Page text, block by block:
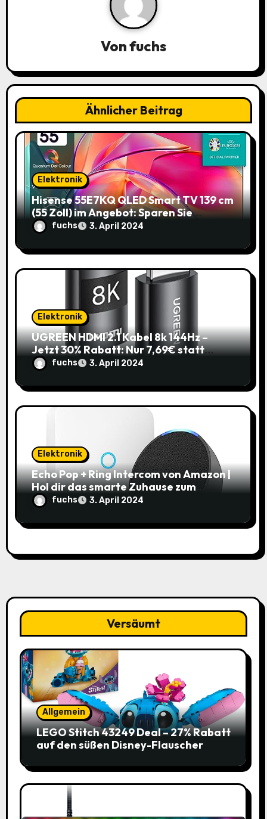
g
a
t
i
o
n
Vonfuchs
Ähnlicher Beitrag
Elektronik
Hisense 55E7KQ QLED Smart TV 139 cm
(55 Zoll) im Angebot: Sparen Sie
145,85€!
fuchs 3. April 2024
Elektronik
UGREEN HDMI 2.1 Kabel 8k 144Hz –
Jetzt 30% Rabatt: Nur 7,69€ statt
10,99€
fuchs 3. April 2024
Elektronik
Echo Pop + Ring Intercom von Amazon |
Hol dir das smarte Zuhause zum
Schnäppchenpreis!
fuchs 3. April 2024
Versäumt
Allgemein
LEGO Stitch 43249 Deal – 27% Rabatt
auf den süßen Disney-Flauscher